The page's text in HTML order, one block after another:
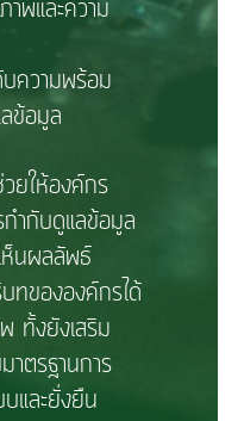
พและความ
บความพร้อม
ข้อมูล
ห้องค์กร
ำกับดูแลข้อมูล
นผลลัพธ์
ทขององค์กรได้
ทั้งยังเสริม
าตรฐานการ
และยั่งยืน